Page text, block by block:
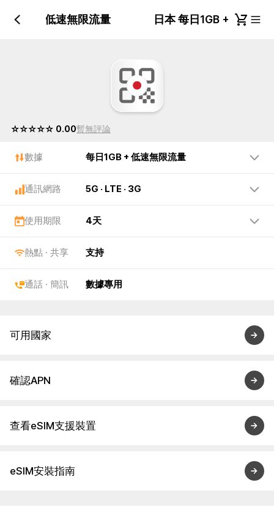
1GB + 低速無限流量 日本 每日1GB + 低速
☆☆☆☆☆ 0.00暫無評論
數據 每日1GB + 低速無限流量
通訊網路 5G · LTE · 3G
使用期限 4天
熱點 · 共享 支持
通話 · 簡訊 數據專用
可用國家
確認APN
查看eSIM支援裝置
eSIM安裝指南